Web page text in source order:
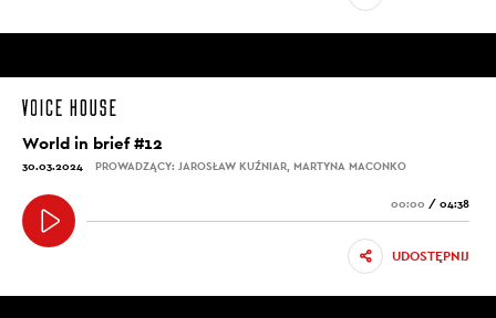
World in brief #12
30.03.2024 PROWADZĄCY: JAROSŁAW KUŹNIAR, MARTYNA MACONKO
00:00 / 04:38
UDOSTĘPNIJ